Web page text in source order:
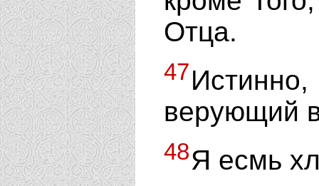
Отца.
47
верующий
48Я есмь